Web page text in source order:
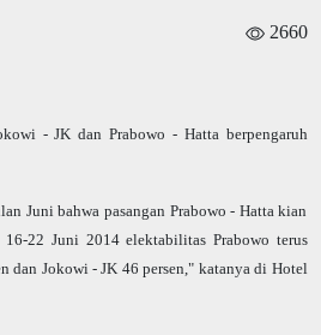
2660
- JK dan Prabowo - Hatta berpengaruh
Juni bahwa pasangan Prabowo - Hatta kian
22 Juni 2014 elektabilitas Prabowo terus
dan Jokowi - JK 46 persen," katanya di Hotel